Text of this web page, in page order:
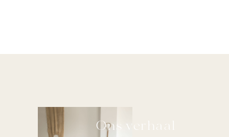
Ons verhaal